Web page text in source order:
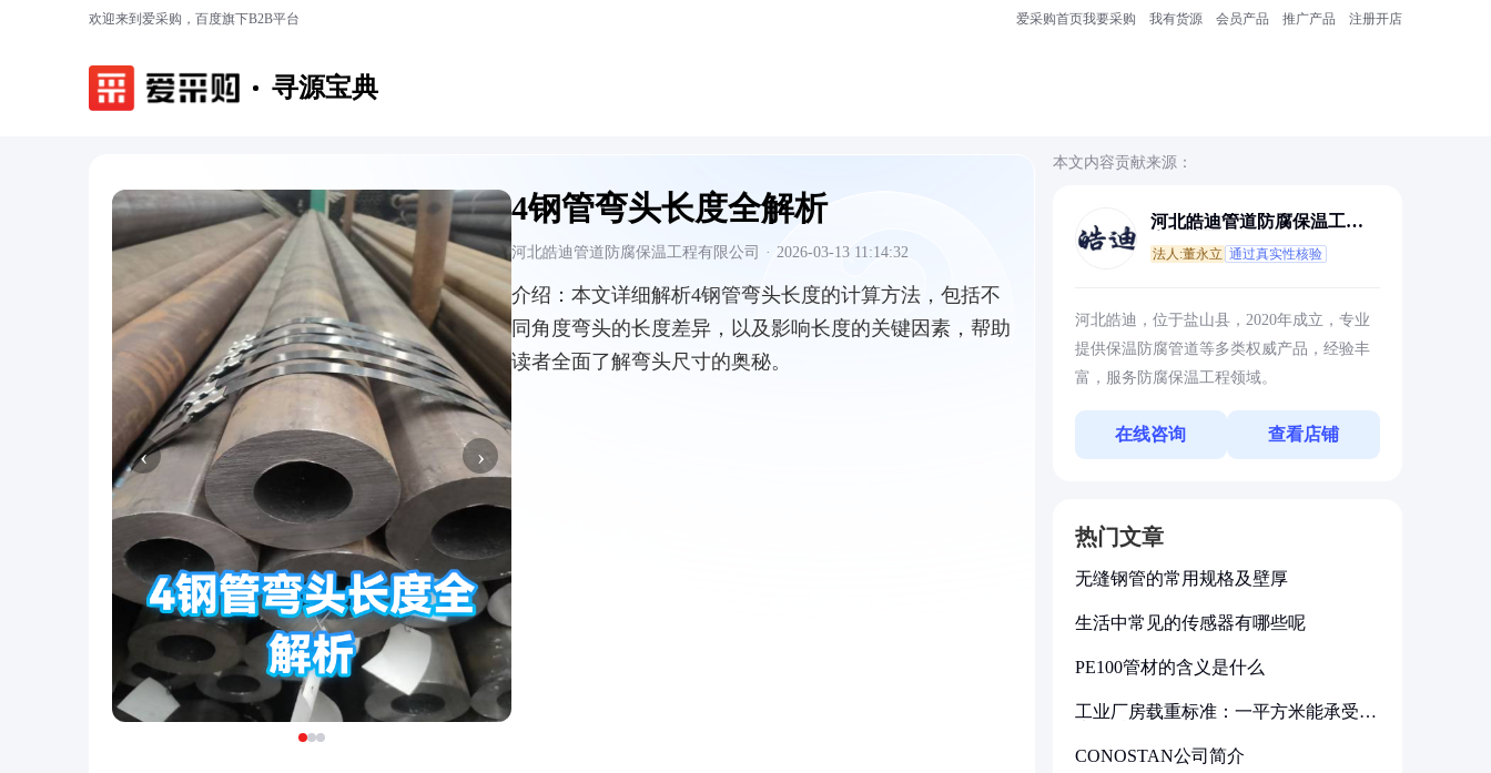
欢迎来到爱采购，百度旗下B2B平台 爱采购首页我要采购 我有货源 会员产品 推广产品 注册开店
寻源宝典
‹ ›
4钢管弯头长度全解析
河北皓迪管道防腐保温工程有限公司 · 2026-03-13 11:14:32
介绍： 本文详细解析4钢管弯头长度的计算方法，包括不
同角度弯头的长度差异，以及影响长度的关键因素，帮助
读者全面了解弯头尺寸的奥秘。
本文内容贡献来源：
河北皓迪管道防腐保温工程
法人:董永立 通过真实性核验
河北皓迪，位于盐山县，2020年成立，专业
提供保温防腐管道等多类权威产品，经验丰
富，服务防腐保温工程领域。
在线咨询 查看店铺
热门文章
无缝钢管的常用规格及壁厚
生活中常见的传感器有哪些呢
PE100管材的含义是什么
工业厂房载重标准：一平方米能承受多
CONOSTAN公司简介